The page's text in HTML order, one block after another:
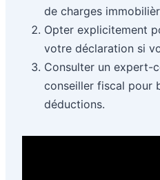
de charges
Opter explicitement
votre déclaration si
Consulter un expert-
conseiller fiscal pour
déductions.